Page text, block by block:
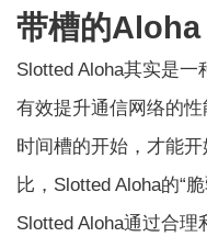
带槽的Aloha
Slotted Aloha其实是
有效提升通信网络的
时间槽的开始，才能
比，Slotted Aloha的“
Slotted Aloha通过合